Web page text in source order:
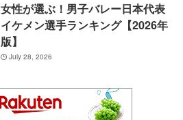
女性が選ぶ！男子バレー日本代表
イケメン選手ランキング【2026年
版】
July 28, 2026